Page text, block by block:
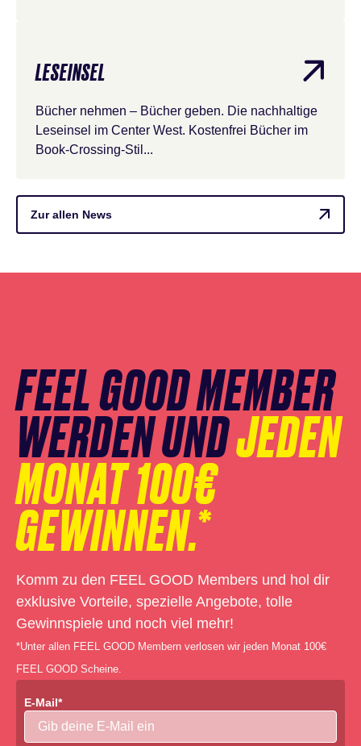
LESEINSEL
Bücher nehmen – Bücher geben. Die nachhaltige
Leseinsel im Center West. Kostenfrei Bücher im
Book-Crossing-Stil...
Zur allen News
FEEL GOOD MEMBER
WERDEN UNDJEDEN
MONAT 100€
GEWINNEN.*
Komm zu den FEEL GOOD Members und hol dir
exklusive Vorteile, spezielle Angebote, tolle
Gewinnspiele und noch viel mehr!
*Unter allen FEEL GOOD Membern verlosen wir jeden Monat 100€
FEEL GOOD Scheine.
E-Mail*